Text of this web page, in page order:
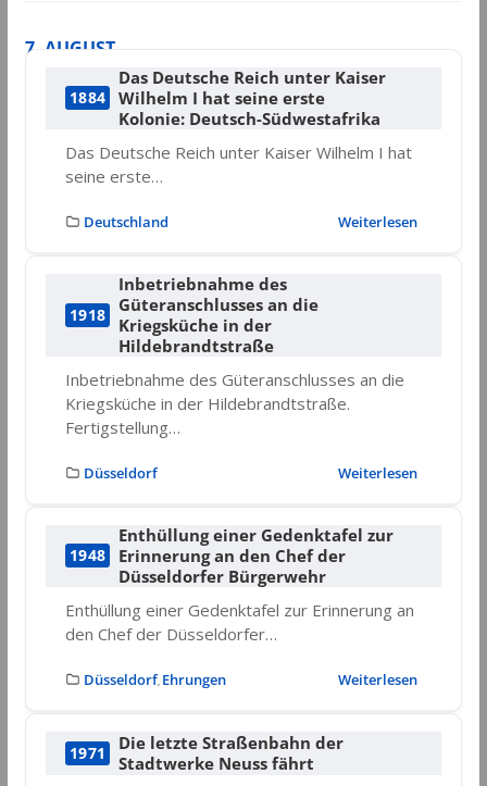
7. AUGUST
1884
Das Deutsche Reich unter Kaiser
Wilhelm I hat seine erste
Kolonie: Deutsch-Südwestafrika
Das Deutsche Reich unter Kaiser Wilhelm I hat
seine erste…
Deutschland Weiterlesen
1918
Inbetriebnahme des
Güteranschlusses an die
Kriegsküche in der
Hildebrandtstraße
Inbetriebnahme des Güteranschlusses an die
Kriegsküche in der Hildebrandtstraße.
Fertigstellung…
Düsseldorf Weiterlesen
1948
Enthüllung einer Gedenktafel zur
Erinnerung an den Chef der
Düsseldorfer Bürgerwehr
Enthüllung einer Gedenktafel zur Erinnerung an
den Chef der Düsseldorfer…
Düsseldorf, Ehrungen Weiterlesen
1971
Die letzte Straßenbahn der
Stadtwerke Neuss fährt